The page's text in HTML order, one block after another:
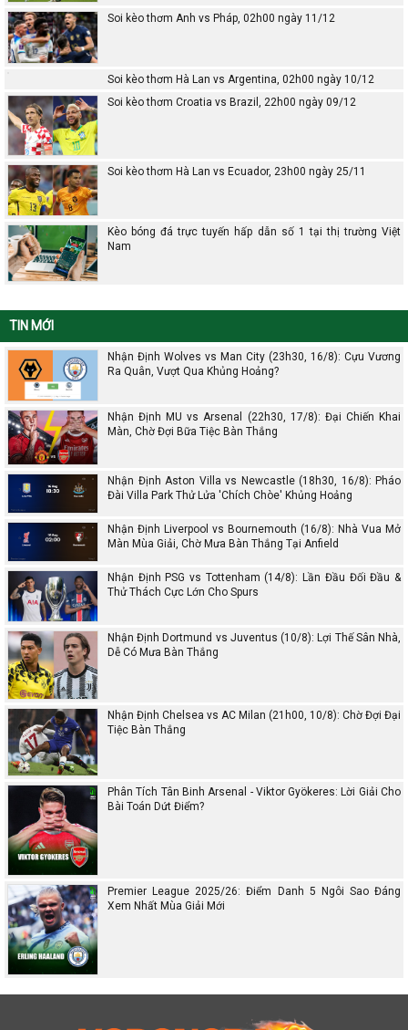
Soi kèo thơm Anh vs Pháp, 02h00 ngày 11/12
Soi kèo thơm Hà Lan vs Argentina, 02h00 ngày 10/12
Soi kèo thơm Croatia vs Brazil, 22h00 ngày 09/12
Soi kèo thơm Hà Lan vs Ecuador, 23h00 ngày 25/11
Kèo bóng đá trực tuyến hấp dẫn số 1 tại thị trường Việt
Nam
TIN MỚI
Nhận Định Wolves vs Man City (23h30, 16/8): Cựu Vương
Ra Quân, Vượt Qua Khủng Hoảng?
Nhận Định MU vs Arsenal (22h30, 17/8): Đại Chiến Khai
Màn, Chờ Đợi Bữa Tiệc Bàn Thắng
Nhận Định Aston Villa vs Newcastle (18h30, 16/8): Pháo
Đài Villa Park Thử Lửa 'Chích Chòe' Khủng Hoảng
Nhận Định Liverpool vs Bournemouth (16/8): Nhà Vua Mở
Màn Mùa Giải, Chờ Mưa Bàn Thắng Tại Anfield
Nhận Định PSG vs Tottenham (14/8): Lần Đầu Đối Đầu &
Thử Thách Cực Lớn Cho Spurs
Nhận Định Dortmund vs Juventus (10/8): Lợi Thế Sân Nhà,
Dễ Có Mưa Bàn Thắng
Nhận Định Chelsea vs AC Milan (21h00, 10/8): Chờ Đợi Đại
Tiệc Bàn Thắng
Phân Tích Tân Binh Arsenal - Viktor Gyökeres: Lời Giải Cho
Bài Toán Dứt Điểm?
Premier League 2025/26: Điểm Danh 5 Ngôi Sao Đáng
Xem Nhất Mùa Giải Mới